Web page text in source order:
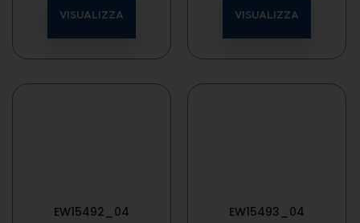
VISUALIZZA VISUALIZZA
EW15492_04 EW15493_04